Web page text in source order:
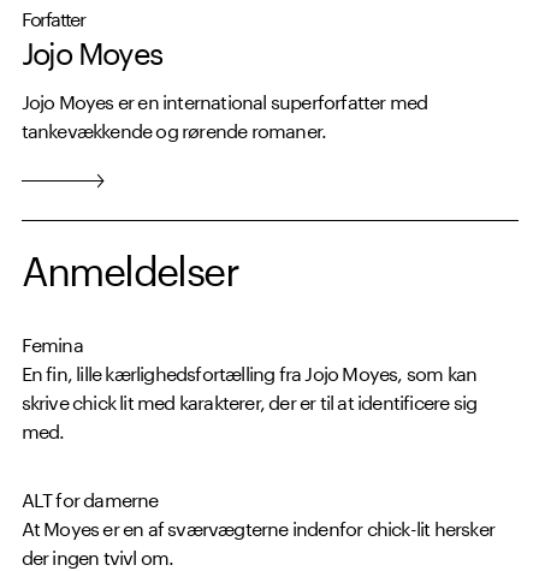
Forfatter
Jojo Moyes
Jojo Moyes er en international superforfatter med
tankevækkende og rørende romaner.
Anmeldelser
Femina
En fin, lille kærlighedsfortælling fra Jojo Moyes, som kan
skrive chick lit med karakterer, der er til at identificere sig
med.
ALT for damerne
At Moyes er en af sværvægterne indenfor chick-lit hersker
der ingen tvivl om.